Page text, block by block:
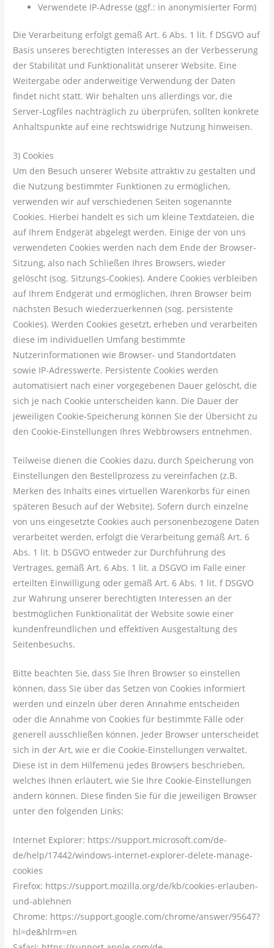
Verwendete IP-Adresse (ggf.: in anonymisierter Form)
Die Verarbeitung erfolgt gemäß Art. 6 Abs. 1 lit. f DSGVO auf
Basis unseres berechtigten Interesses an der Verbesserung
der Stabilität und Funktionalität unserer Website. Eine
Weitergabe oder anderweitige Verwendung der Daten
findet nicht statt. Wir behalten uns allerdings vor, die
Server-Logfiles nachträglich zu überprüfen, sollten konkrete
Anhaltspunkte auf eine rechtswidrige Nutzung hinweisen.
3) Cookies
Um den Besuch unserer Website attraktiv zu gestalten und
die Nutzung bestimmter Funktionen zu ermöglichen,
verwenden wir auf verschiedenen Seiten sogenannte
Cookies. Hierbei handelt es sich um kleine Textdateien, die
auf Ihrem Endgerät abgelegt werden. Einige der von uns
verwendeten Cookies werden nach dem Ende der Browser-
Sitzung, also nach Schließen Ihres Browsers, wieder
gelöscht (sog. Sitzungs-Cookies). Andere Cookies verbleiben
auf Ihrem Endgerät und ermöglichen, Ihren Browser beim
nächsten Besuch wiederzuerkennen (sog. persistente
Cookies). Werden Cookies gesetzt, erheben und verarbeiten
diese im individuellen Umfang bestimmte
Nutzerinformationen wie Browser- und Standortdaten
sowie IP-Adresswerte. Persistente Cookies werden
automatisiert nach einer vorgegebenen Dauer gelöscht, die
sich je nach Cookie unterscheiden kann. Die Dauer der
jeweiligen Cookie-Speicherung können Sie der Übersicht zu
den Cookie-Einstellungen Ihres Webbrowsers entnehmen.
Teilweise dienen die Cookies dazu, durch Speicherung von
Einstellungen den Bestellprozess zu vereinfachen (z.B.
Merken des Inhalts eines virtuellen Warenkorbs für einen
späteren Besuch auf der Website). Sofern durch einzelne
von uns eingesetzte Cookies auch personenbezogene Daten
verarbeitet werden, erfolgt die Verarbeitung gemäß Art. 6
Abs. 1 lit. b DSGVO entweder zur Durchführung des
Vertrages, gemäß Art. 6 Abs. 1 lit. a DSGVO im Falle einer
erteilten Einwilligung oder gemäß Art. 6 Abs. 1 lit. f DSGVO
zur Wahrung unserer berechtigten Interessen an der
bestmöglichen Funktionalität der Website sowie einer
kundenfreundlichen und effektiven Ausgestaltung des
Seitenbesuchs.
Bitte beachten Sie, dass Sie Ihren Browser so einstellen
können, dass Sie über das Setzen von Cookies informiert
werden und einzeln über deren Annahme entscheiden
oder die Annahme von Cookies für bestimmte Fälle oder
generell ausschließen können. Jeder Browser unterscheidet
sich in der Art, wie er die Cookie-Einstellungen verwaltet.
Diese ist in dem Hilfemenü jedes Browsers beschrieben,
welches Ihnen erläutert, wie Sie Ihre Cookie-Einstellungen
ändern können. Diese finden Sie für die jeweiligen Browser
unter den folgenden Links:
Internet Explorer: https://support.microsoft.com/de-
de/help/17442/windows-internet-explorer-delete-manage-
cookies
Firefox: https://support.mozilla.org/de/kb/cookies-erlauben-
und-ablehnen
Chrome: https://support.google.com/chrome/answer/95647?
hl=de&hlrm=en